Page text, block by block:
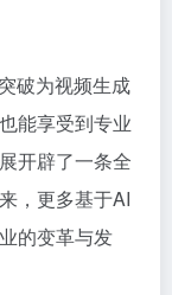
破为视频生成
能享受到专业
开辟了一条全
，更多基于AI
的变革与发